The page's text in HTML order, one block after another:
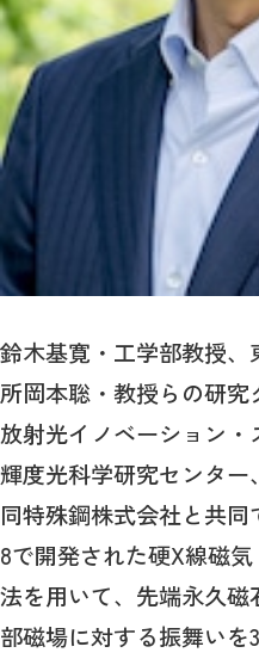
鈴木基寛・工学部教授
所岡本聡・教授らの研
放射光イノベーション
輝度光科学研究センタ
同特殊鋼株式会社と共
8で開発された硬X線磁気
法を用いて、先端永久
部磁場に対する振舞い